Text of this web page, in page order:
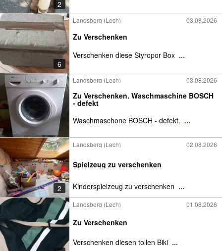
2
6
Landsberg (Lech) 03.08.2026
Zu Verschenken
Verschenken diese Styropor Box ...
Landsberg (Lech) 03.08.2026
Zu Verschenken. Waschmaschine BOSCH
- defekt
Waschmaschone BOSCH - defekt. ...
2
Landsberg (Lech) 02.08.2026
Spielzeug zu verschenken
Kinderspielzeug zu verschenken ...
Landsberg (Lech) 01.08.2026
Zu Verschenken
Verschenken diesen tollen Biki ...